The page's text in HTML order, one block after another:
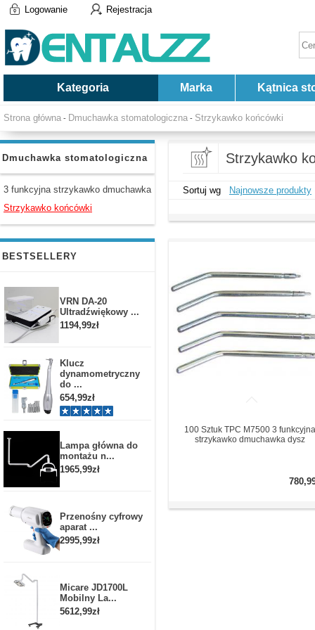
Logowanie Rejestracja
Kategoria Marka Kątnica
Strona główna - Dmuchawka stomatologiczna - Strzykawko końcówki
Dmuchawka stomatologiczna
3 funkcyjna strzykawko dmuchawka
Strzykawko końcówki
BESTSELLERY
VRN DA-20
Ultradźwiękowy ...
1194,99zł
Klucz
dynamometryczny
do ...
654,99zł
Lampa główna do
montażu n...
1965,99zł
Przenośny cyfrowy
aparat ...
2995,99zł
Micare JD1700L
Mobilny La...
5612,99zł
Strzykawko
Sortuj wg Najnowsze produkty
100 Sztuk TPC M7500 3 funkcyjna
strzykawko dmuchawka dysz